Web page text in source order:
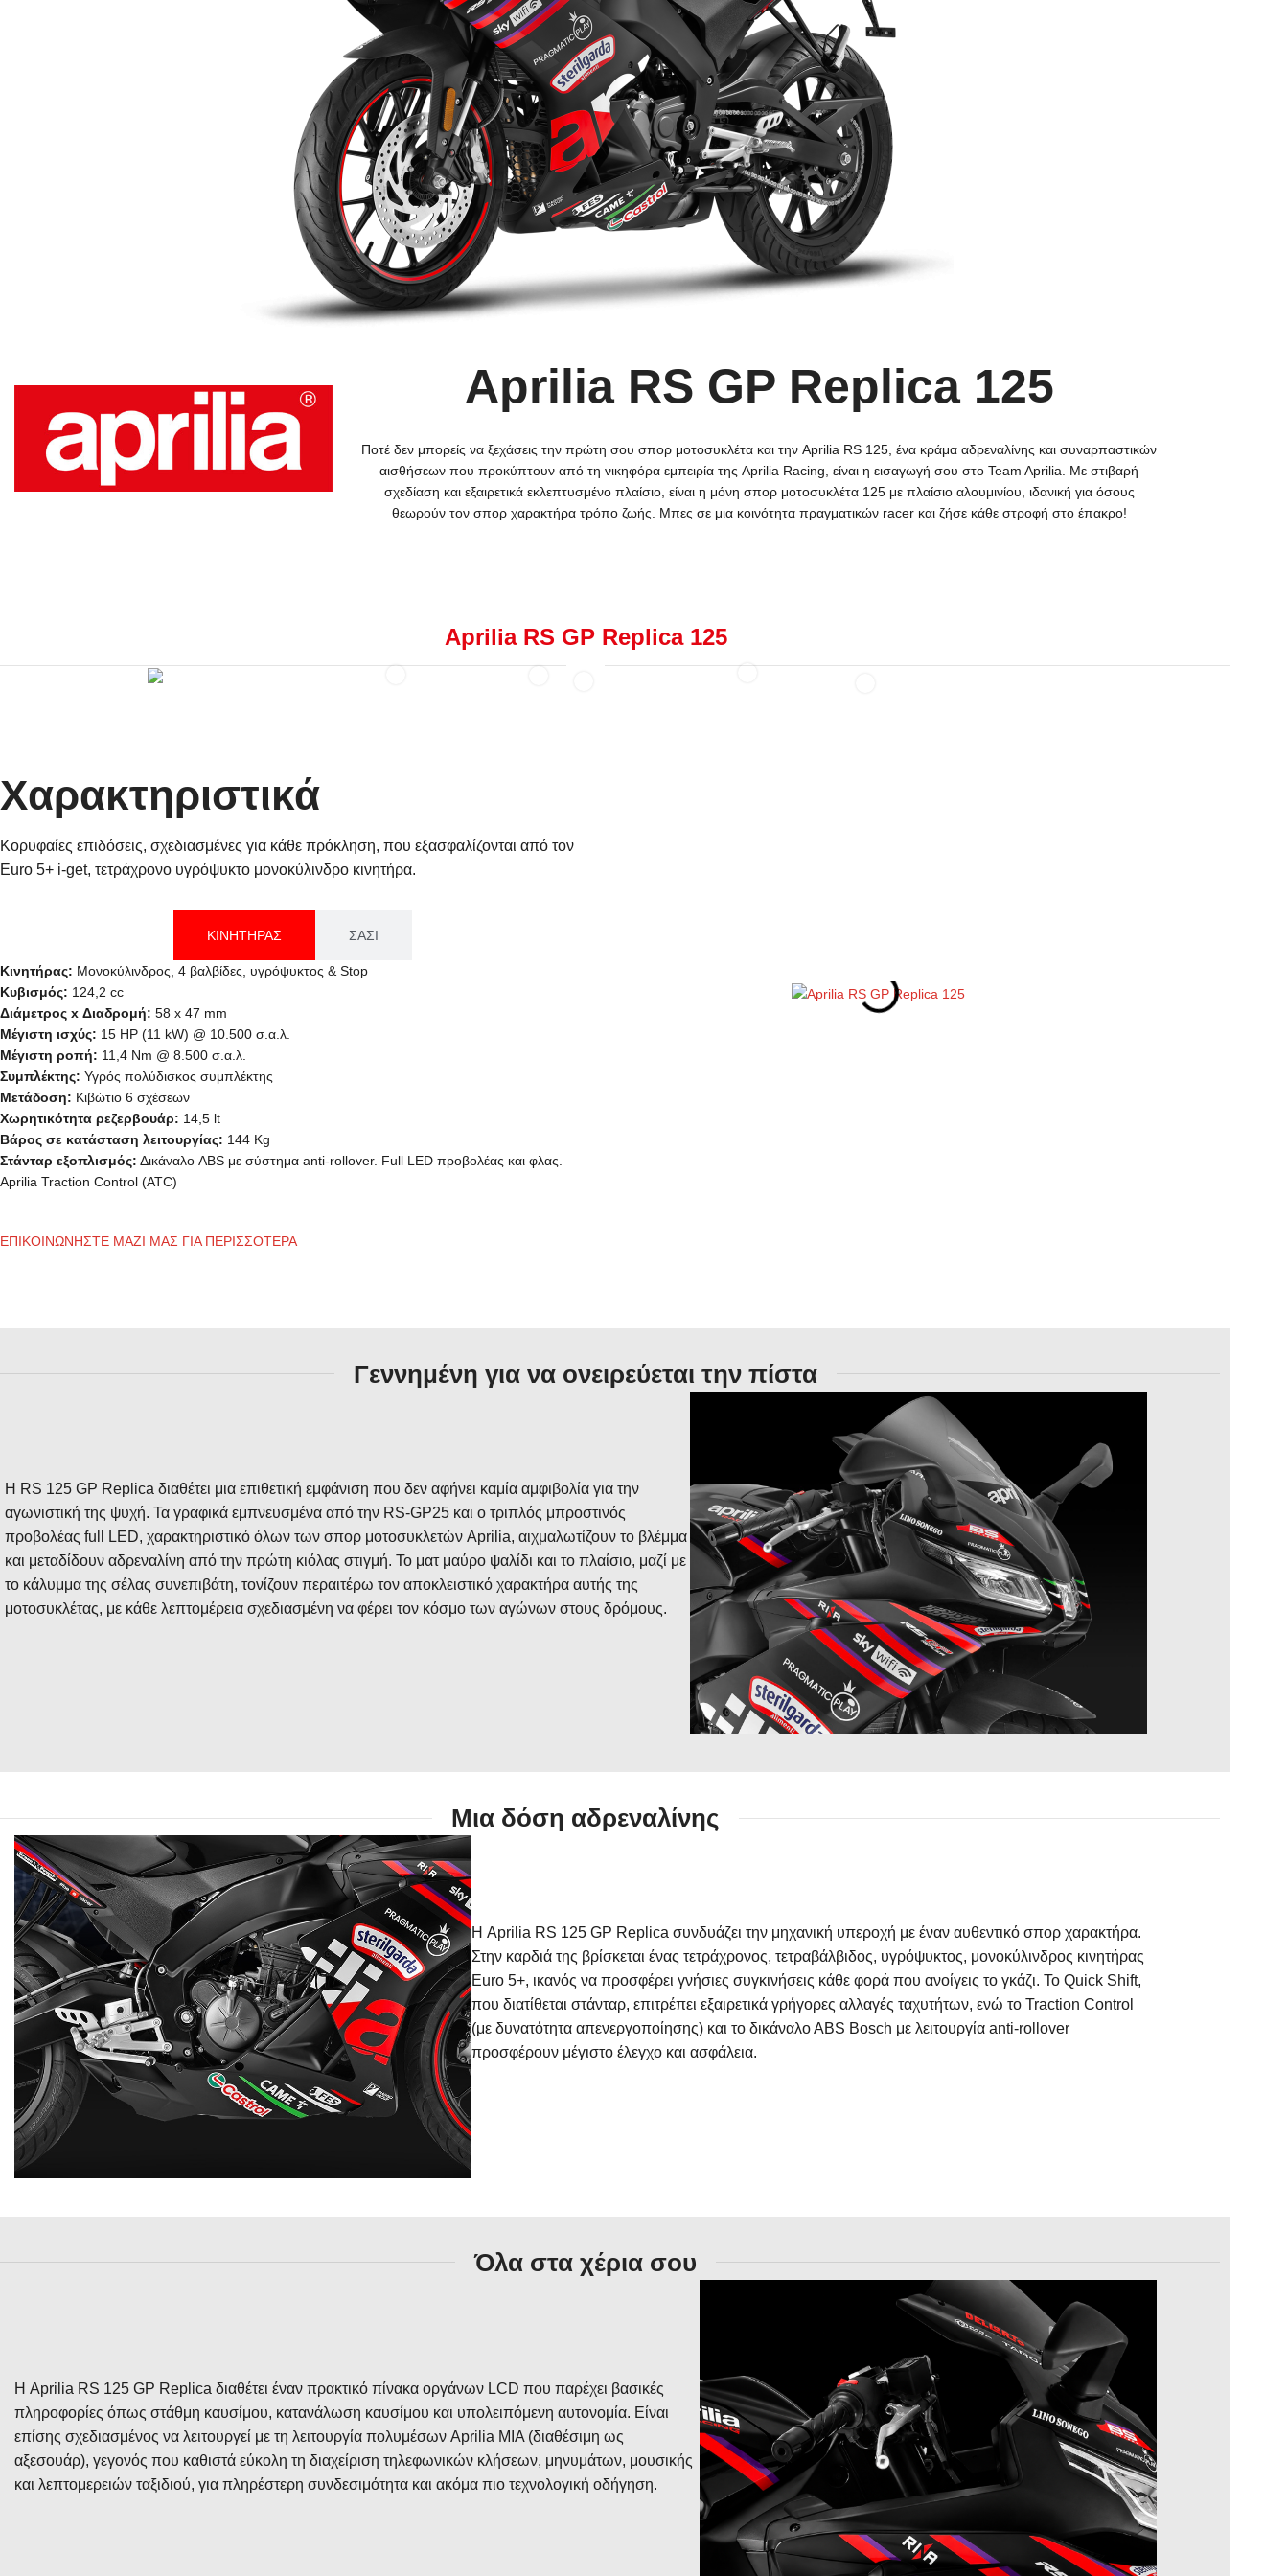
Aprilia RS GP Replica 125
Ποτέ δεν μπορείς να ξεχάσεις την πρώτη σου σπορ μοτοσυκλέτα και την Aprilia RS 125, ένα κράμα αδρεναλίνης και συναρπαστικών
αισθήσεων που προκύπτουν από τη νικηφόρα εμπειρία της Aprilia Racing, είναι η εισαγωγή σου στο Team Aprilia. Με στιβαρή
σχεδίαση και εξαιρετικά εκλεπτυσμένο πλαίσιο, είναι η μόνη σπορ μοτοσυκλέτα 125 με πλαίσιο αλουμινίου, ιδανική για όσους
θεωρούν τον σπορ χαρακτήρα τρόπο ζωής. Μπες σε μια κοινότητα πραγματικών racer και ζήσε κάθε στροφή στο έπακρο!
Aprilia RS GP Replica 125
Χαρακτηριστικά
Κορυφαίες επιδόσεις, σχεδιασμένες για κάθε πρόκληση, που εξασφαλίζονται από τον
Euro 5+ i-get, τετράχρονο υγρόψυκτο μονοκύλινδρο κινητήρα.
ΚΙΝΗΤΗΡΑΣ ΣΑΣΙ
Κινητήρας: Μονοκύλινδρος, 4 βαλβίδες, υγρόψυκτος & Stop
Κυβισμός: 124,2 cc
Διάμετρος x Διαδρομή: 58 x 47 mm
Μέγιστη ισχύς: 15 HP (11 kW) @ 10.500 σ.α.λ.
Μέγιστη ροπή: 11,4 Nm @ 8.500 σ.α.λ.
Συμπλέκτης: Υγρός πολύδισκος συμπλέκτης
Μετάδοση: Κιβώτιο 6 σχέσεων
Χωρητικότητα ρεζερβουάρ: 14,5 lt
Βάρος σε κατάσταση λειτουργίας: 144 Kg
Στάνταρ εξοπλισμός: Δικάναλο ABS με σύστημα anti-rollover. Full LED προβολέας και φλας.
Aprilia Traction Control (ATC)
ΕΠΙΚΟΙΝΩΝΗΣΤΕ ΜΑΖΙ ΜΑΣ ΓΙΑ ΠΕΡΙΣΣΟΤΕΡΑ
Γεννημένη για να ονειρεύεται την πίστα
Η RS 125 GP Replica διαθέτει μια επιθετική εμφάνιση που δεν αφήνει καμία αμφιβολία για την
αγωνιστική της ψυχή. Τα γραφικά εμπνευσμένα από την RS-GP25 και ο τριπλός μπροστινός
προβολέας full LED, χαρακτηριστικό όλων των σπορ μοτοσυκλετών Aprilia, αιχμαλωτίζουν το βλέμμα
και μεταδίδουν αδρεναλίνη από την πρώτη κιόλας στιγμή. Το ματ μαύρο ψαλίδι και το πλαίσιο, μαζί με
το κάλυμμα της σέλας συνεπιβάτη, τονίζουν περαιτέρω τον αποκλειστικό χαρακτήρα αυτής της
μοτοσυκλέτας, με κάθε λεπτομέρεια σχεδιασμένη να φέρει τον κόσμο των αγώνων στους δρόμους.
Μια δόση αδρεναλίνης
Η Aprilia RS 125 GP Replica συνδυάζει την μηχανική υπεροχή με έναν αυθεντικό σπορ χαρακτήρα.
Στην καρδιά της βρίσκεται ένας τετράχρονος, τετραβάλβιδος, υγρόψυκτος, μονοκύλινδρος κινητήρας
Euro 5+, ικανός να προσφέρει γνήσιες συγκινήσεις κάθε φορά που ανοίγεις το γκάζι. Το Quick Shift,
που διατίθεται στάνταρ, επιτρέπει εξαιρετικά γρήγορες αλλαγές ταχυτήτων, ενώ το Traction Control
(με δυνατότητα απενεργοποίησης) και το δικάναλο ΑBS Bosch με λειτουργία anti-rollover
προσφέρουν μέγιστο έλεγχο και ασφάλεια.
Όλα στα χέρια σου
Η Aprilia RS 125 GP Replica διαθέτει έναν πρακτικό πίνακα οργάνων LCD που παρέχει βασικές
πληροφορίες όπως στάθμη καυσίμου, κατανάλωση καυσίμου και υπολειπόμενη αυτονομία. Είναι
επίσης σχεδιασμένος να λειτουργεί με τη λειτουργία πολυμέσων Aprilia MIA (διαθέσιμη ως
αξεσουάρ), γεγονός που καθιστά εύκολη τη διαχείριση τηλεφωνικών κλήσεων, μηνυμάτων, μουσικής
και λεπτομερειών ταξιδιού, για πληρέστερη συνδεσιμότητα και ακόμα πιο τεχνολογική οδήγηση.